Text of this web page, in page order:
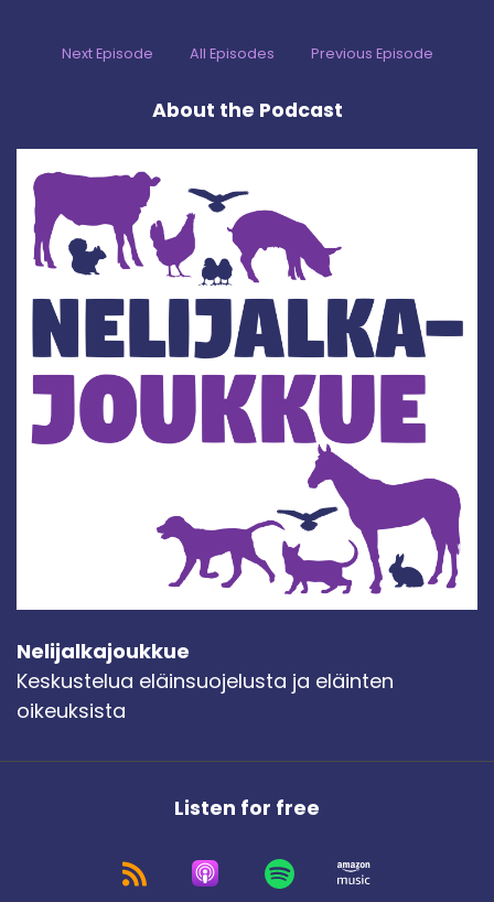
Next Episode All Episodes Previous Episode
About the Podcast
Nelijalkajoukkue
Keskustelua eläinsuojelusta ja eläinten
oikeuksista
Listen for free